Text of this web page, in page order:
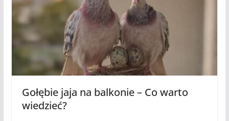
Gołębie jaja na balkonie – Co warto
wiedzieć?